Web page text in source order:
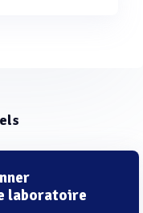
laboratoire